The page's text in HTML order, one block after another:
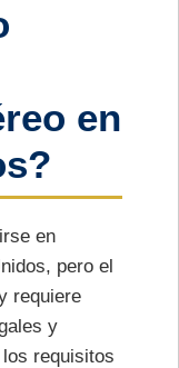
en
en
pero el
requiere
y
requisitos